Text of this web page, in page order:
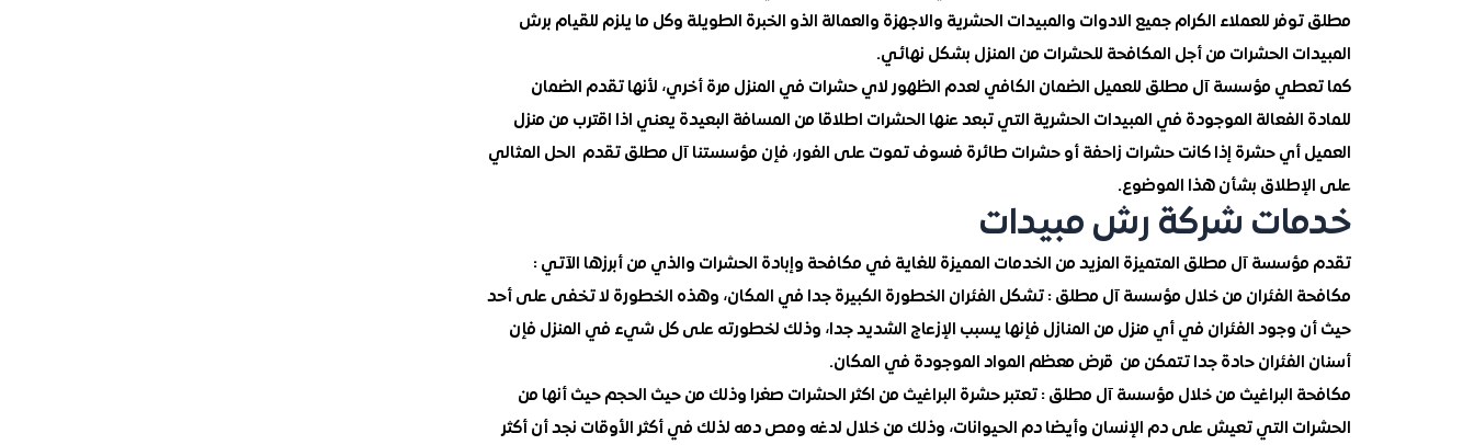
مطلق توفر للعملاء الكرام جميع الادوات والمبيدات الحشرية والاجهزة والعمالة الذو الخبرة الطويلة وكل ما يلزم للقيام برش
المبيدات الحشرات من أجل المكافحة للحشرات من المنزل بشكل نهائي.
كما تعطي مؤسسة آل مطلق للعميل الضمان الكافي لعدم الظهور لاي حشرات في المنزل مرة أخري، لأنها تقدم الضمان
للمادة الفعالة الموجودة في المبيدات الحشرية التي تبعد عنها الحشرات اطلاقا من المسافة البعيدة يعني اذا اقترب من منزل
العميل أي حشرة إذا كانت حشرات زاحفة أو حشرات طائرة فسوف تموت على الفور، فإن مؤسستنا آل مطلق تقدم الحل المثالي
على الإطلاق بشأن هذا الموضوع.
خدمات شركة رش مبيدات
تقدم مؤسسة آل مطلق المتميزة المزيد من الخدمات المميزة للغاية في مكافحة وإبادة الحشرات والذي من أبرزها الآتي :
مكافحة الفئران من خلال مؤسسة آل مطلق : تشكل الفئران الخطورة الكبيرة جدا في المكان، وهذه الخطورة لا تخفى على أحد
حيث أن وجود الفئران في أي منزل من المنازل فإنها يسبب الإزعاج الشديد جدا، وذلك لخطورته على كل شيء في المنزل فإن
أسنان الفئران حادة جدا تتمكن من قرض معظم المواد الموجودة في المكان.
مكافحة البراغيث من خلال مؤسسة آل مطلق : تعتبر حشرة البراغيث من اكثر الحشرات صغرا وذلك من حيث الحجم حيث أنها من
الحشرات التي تعيش على دم الإنسان وأيضا دم الحيوانات، وذلك من خلال لدغه ومص دمه لذلك في أكثر الأوقات نجد أن أكثر